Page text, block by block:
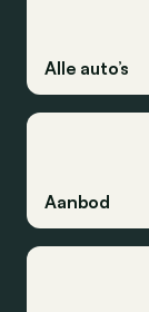
Alle auto’s
Aanbod